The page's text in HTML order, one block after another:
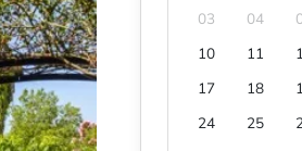
03
04
10
11
17
18
24
25